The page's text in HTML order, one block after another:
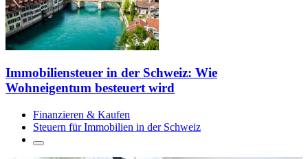
Immobiliensteuer in der Schweiz: Wie
Wohneigentum besteuert wird
Finanzieren & Kaufen
Steuern für Immobilien in der Schweiz